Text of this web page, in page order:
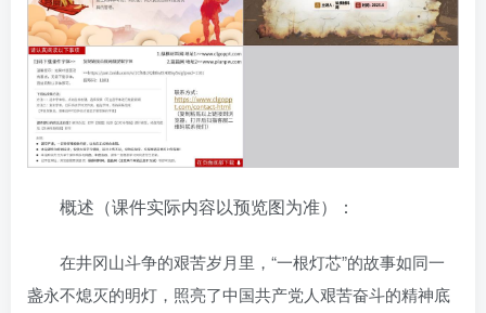
概述（课件实际内容以预览图为准）：
在井冈山斗争的艰苦岁月里，“一根灯芯”的故事如同一
盏永不熄灭的明灯，照亮了中国共产党人艰苦奋斗的精神底